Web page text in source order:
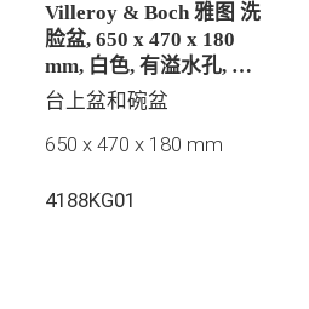
Villeroy & Boch 雅图 洗
脸盆, 650 x 470 x 180
mm, 白色, 有溢水孔, 抛
光
台上盆和碗盆
650 x 470 x 180 mm
4188KG01